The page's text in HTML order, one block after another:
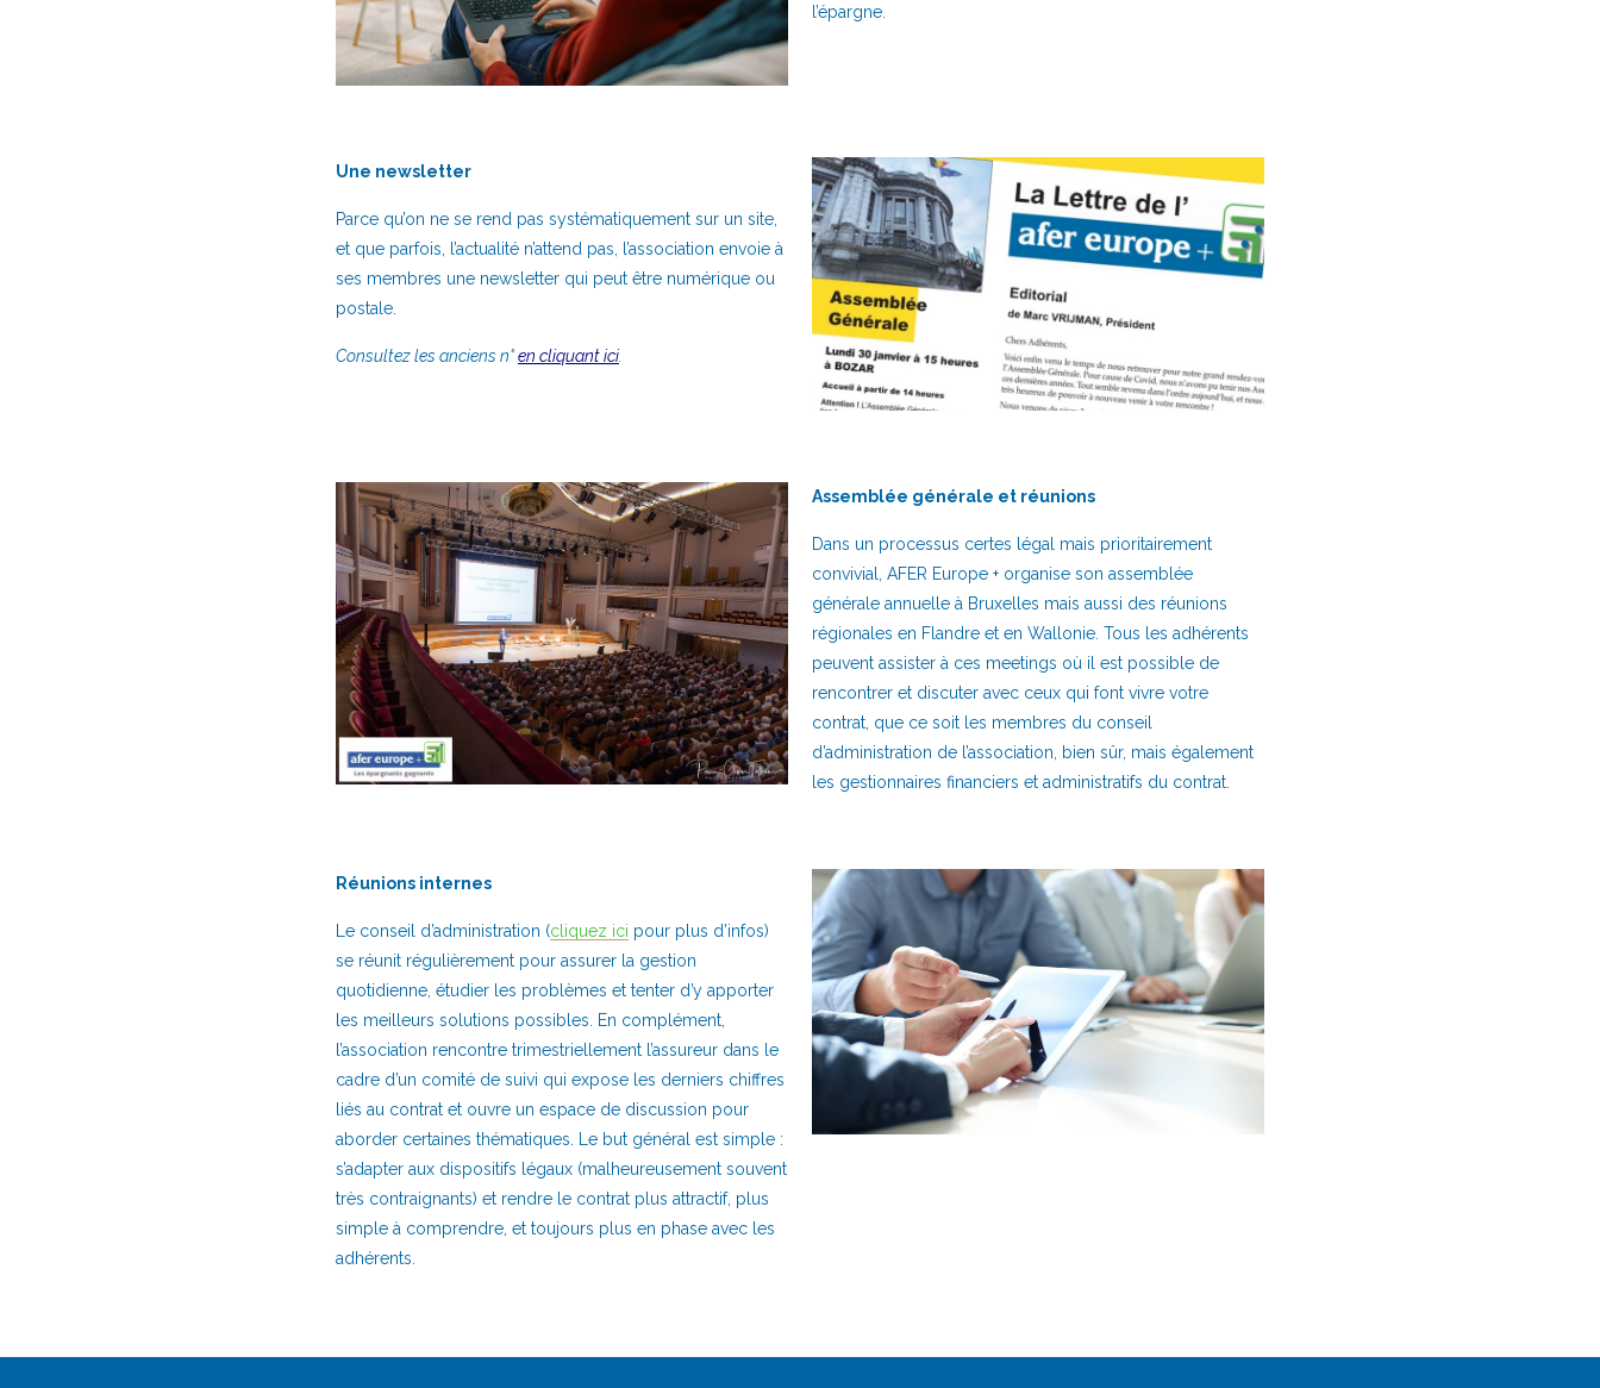
l’épargne.
Une newsletter
Parce qu’on ne se rend pas systématiquement sur un site,
et que parfois, l’actualité n’attend pas, l’association envoie à
ses membres une newsletter qui peut être numérique ou
postale.
Consultez les anciens n°en cliquant ici.
Assemblée générale et réunions
Dans un processus certes légal mais prioritairement
convivial, AFER Europe + organise son assemblée
générale annuelle à Bruxelles mais aussi des réunions
régionales en Flandre et en Wallonie. Tous les adhérents
peuvent assister à ces meetings où il est possible de
rencontrer et discuter avec ceux qui font vivre votre
contrat, que ce soit les membres du conseil
d’administration de l’association, bien sûr, mais également
les gestionnaires financiers et administratifs du contrat.
Réunions internes
Le conseil d’administration (cliquez ici pour plus d’infos)
se réunit régulièrement pour assurer la gestion
quotidienne, étudier les problèmes et tenter d’y apporter
les meilleurs solutions possibles. En complément,
l’association rencontre trimestriellement l’assureur dans le
cadre d’un comité de suivi qui expose les derniers chiffres
liés au contrat et ouvre un espace de discussion pour
aborder certaines thématiques. Le but général est simple :
s’adapter aux dispositifs légaux (malheureusement souvent
très contraignants) et rendre le contrat plus attractif, plus
simple à comprendre, et toujours plus en phase avec les
adhérents.